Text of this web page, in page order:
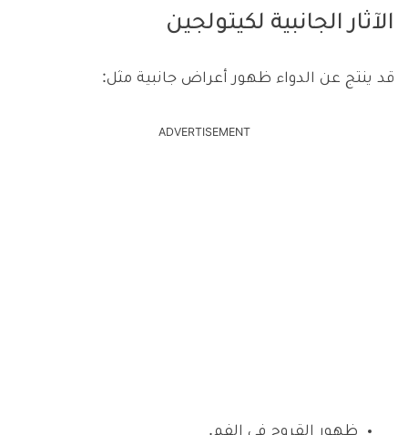
الآثار الجانبية لكيتولجين
قد ينتج عن الدواء ظهور أعراض جانبية مثل:
ADVERTISEMENT